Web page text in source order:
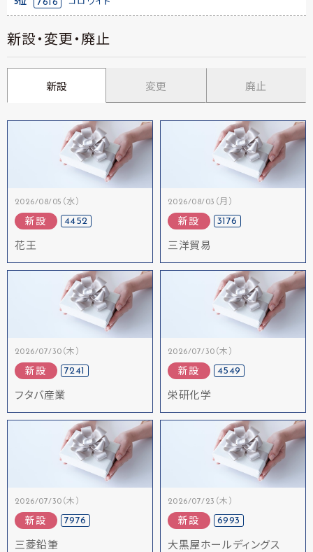
5位 7616 コロワイド
新設・変更・廃止
新設 変更 廃止
2026/08/05（水）
新設 4452
花王
2026/08/03（月）
新設 3176
三洋貿易
2026/07/30（木）
新設 7241
フタバ産業
2026/07/30（木）
新設 4549
栄研化学
2026/07/30（木）
新設 7976
三菱鉛筆
2026/07/23（木）
新設 6993
大黒屋ホールディングス